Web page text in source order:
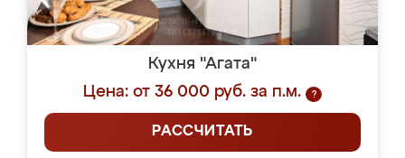
Кухня "Агата"
Цена: от 36 000 руб. за п.м.
?
РАССЧИТАТЬ